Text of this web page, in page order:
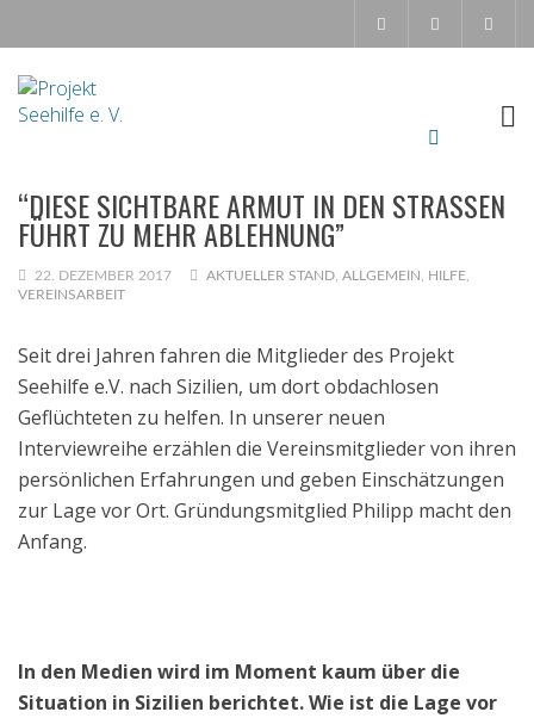
“DIESE SICHTBARE ARMUT IN DEN STRASSEN F
ÜHRT ZU MEHR ABLEHNUNG”
22. DEZEMBER 2017 AKTUELLER STAND ALLGEMEIN HILFE
VEREINSARBEIT
Seit drei Jahren fahren die Mitglieder des Projekt
Seehilfe e.V. nach Sizilien, um dort obdachlosen
Geflüchteten zu helfen. In unserer neuen
Interviewreihe erzählen die Vereinsmitglieder von ihren
persönlichen Erfahrungen und geben Einschätzungen
zur Lage vor Ort. Gründungsmitglied Philipp macht den
Anfang.
In den Medien wird im Moment kaum über die
Situation in Sizilien berichtet. Wie ist die Lage vor